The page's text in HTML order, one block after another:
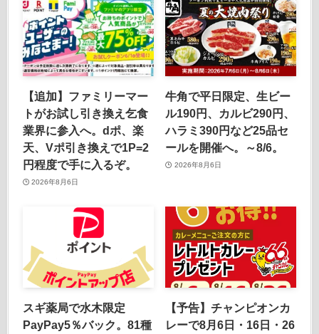
【追加】ファミリーマー
トがお試し引き換え乞食
業界に参入へ。dポ、楽
天、Vポ引き換えで1P=2
円程度で手に入るぞ。
2026年8月6日
牛角で平日限定、生ビー
ル190円、カルビ290円、
ハラミ390円など25品セ
ールを開催へ。～8/6。
2026年8月6日
スギ薬局で水木限定
PayPay5％バック。81種
【予告】チャンピオンカ
レーで8月6日・16日・26